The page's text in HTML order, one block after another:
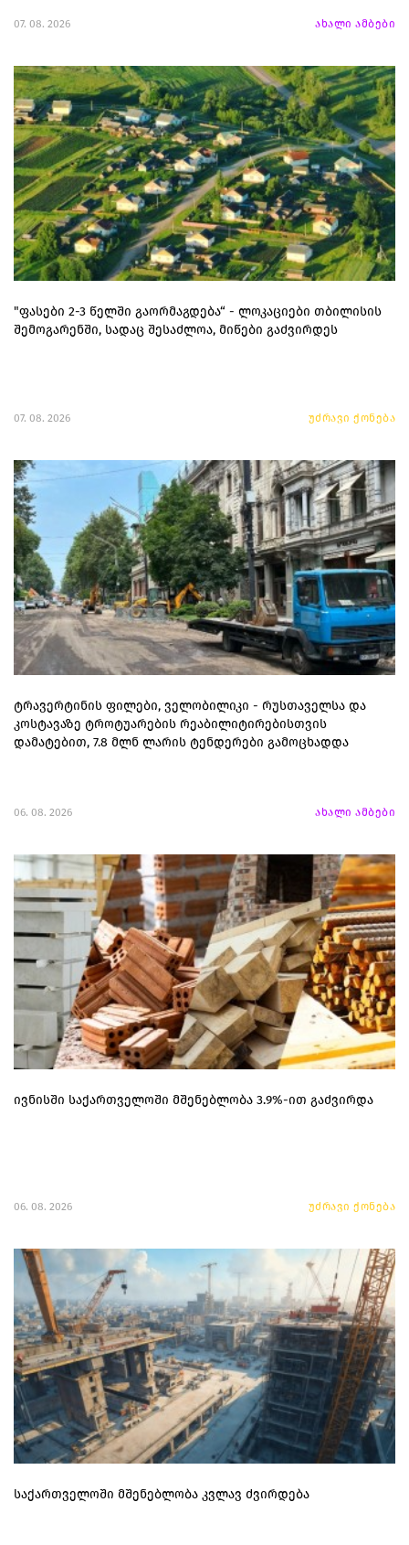
07. 08. 2026 ახალი ამბები
"ფასები 2-3 წელში გაორმაგდება“ - ლოკაციები თბილისის
შემოგარენში, სადაც შესაძლოა, მიწები გაძვირდეს
07. 08. 2026 უძრავი ქონება
ტრავერტინის ფილები, ველობილიკი - რუსთაველსა და
კოსტავაზე ტროტუარების რეაბილიტირებისთვის
დამატებით, 7.8 მლნ ლარის ტენდერები გამოცხადდა
06. 08. 2026 ახალი ამბები
ივნისში საქართველოში მშენებლობა 3.9%-ით გაძვირდა
06. 08. 2026 უძრავი ქონება
საქართველოში მშენებლობა კვლავ ძვირდება